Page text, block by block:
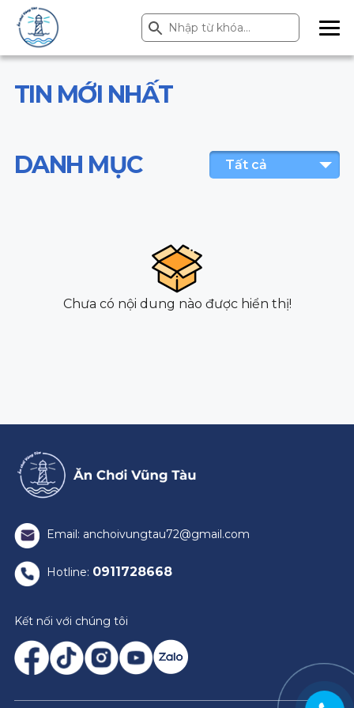
Search
for:
Search Button
ME
NU
TIN MỚI NHẤT
DANH MỤC Tất cả
Chưa có nội dung nào được hiển thị!
Email: anchoivungtau72@gmail.com
Hotline: 0911728668
Kết nối với chúng tôi